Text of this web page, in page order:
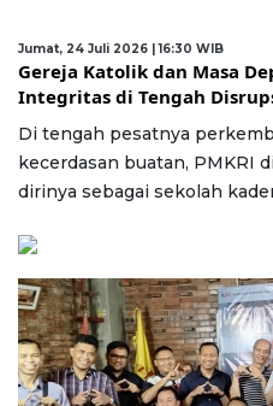
Jumat, 24 Juli 2026 | 16:30 WIB
Gereja Katolik dan Masa
Integritas di Tengah
Di tengah pesatnya
kecerdasan buatan, PMKRI
dirinya sebagai sekolah